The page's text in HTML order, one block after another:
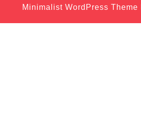
Minimalist WordPress Theme